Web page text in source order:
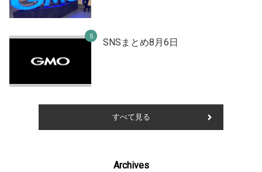
SNSまとめ8月6日
すべて見る
Archives